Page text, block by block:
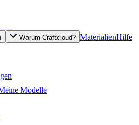
Warum Craftcloud? MaterialienHilfe
Modelle